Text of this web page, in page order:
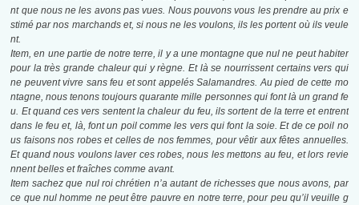
nt que nous ne les avons pas vues. Nous pouvons vous les prendre au prix e
stimé par nos marchands et, si nous ne les voulons, ils les portent où ils veule
nt.
Item, en une partie de notre terre, il y a une montagne que nul ne peut habiter
pour la très grande chaleur qui y règne. Et là se nourrissent certains vers qui
ne peuvent vivre sans feu et sont appelés Salamandres. Au pied de cette mo
ntagne, nous tenons toujours quarante mille personnes qui font là un grand fe
u. Et quand ces vers sentent la chaleur du feu, ils sortent de la terre et entrent
dans le feu et, là, font un poil comme les vers qui font la soie. Et de ce poil no
us faisons nos robes et celles de nos femmes, pour vêtir aux fêtes annuelles.
Et quand nous voulons laver ces robes, nous les mettons au feu, et lors revie
nnent belles et fraîches comme avant.
Item sachez que nul roi chrétien n’a autant de richesses que nous avons, par
ce que nul homme ne peut être pauvre en notre terre, pour peu qu’il veuille g